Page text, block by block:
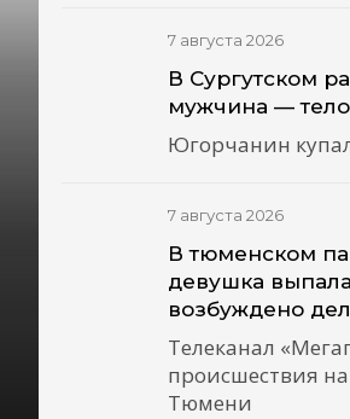
7 августа 2026
В Сургутском
мужчина —
Югорчанин
7 августа 2026
В тюменском
девушка
возбуждено
Телеканал
происшествия
Тюмени